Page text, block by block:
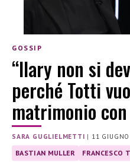
GOSSIP
“Ilary non si
perché Totti
matrimonio
SARA GUGLIELMETTI | 11
BASTIAN MULLER FRANCESCO